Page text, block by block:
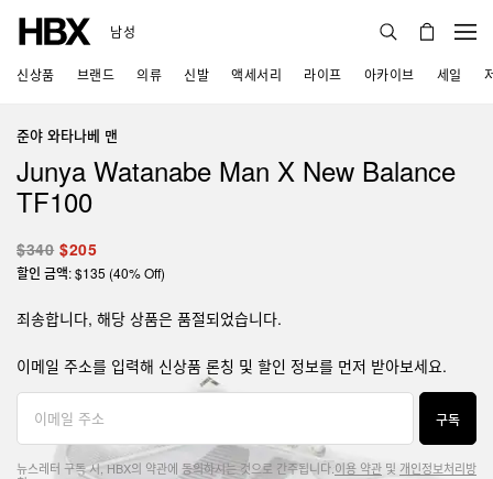
남성
신상품 브랜드 의류 신발 액세서리 라이프 아카이브 세일
준야 와타나베 맨
Junya Watanabe Man X New Balance
TF100
$340 $205
할인 금액: $135 (40% Off)
죄송합니다, 해당 상품은 품절되었습니다.
이메일 주소를 입력해 신상품 론칭 및 할인 정보를 먼저 받아보세요.
구독
뉴스레터 구독 시, HBX의 약관에 동의하시는 것으로 간주됩니다. 이용 약관 및 개인정보처리방